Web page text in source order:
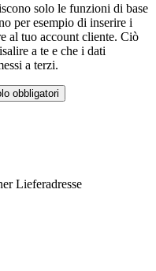
solo le funzioni di base
per esempio di inserire i
al tuo account cliente. Ciò
a te e che i dati
a terzi.
obbligatori
Lieferadresse